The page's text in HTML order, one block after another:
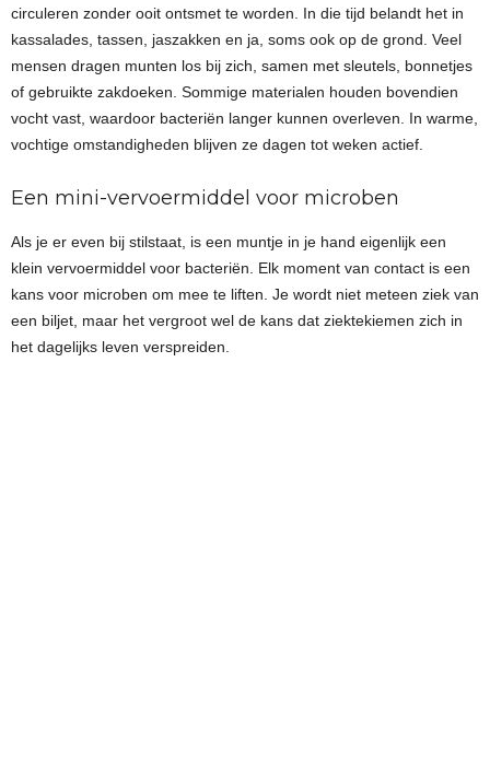
circuleren zonder ooit ontsmet te worden. In die tijd belandt het in
kassalades, tassen, jaszakken en ja, soms ook op de grond. Veel
mensen dragen munten los bij zich, samen met sleutels, bonnetjes
of gebruikte zakdoeken. Sommige materialen houden bovendien
vocht vast, waardoor bacteriën langer kunnen overleven. In warme,
vochtige omstandigheden blijven ze dagen tot weken actief.
Een mini-vervoermiddel voor microben
Als je er even bij stilstaat, is een muntje in je hand eigenlijk een
klein vervoermiddel voor bacteriën. Elk moment van contact is een
kans voor microben om mee te liften. Je wordt niet meteen ziek van
een biljet, maar het vergroot wel de kans dat ziektekiemen zich in
het dagelijks leven verspreiden.